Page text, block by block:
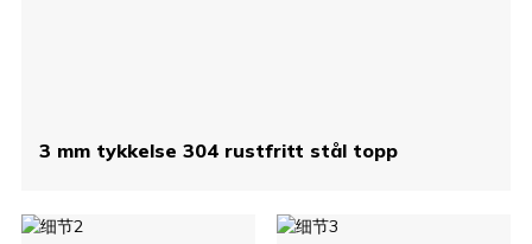
3 mm tykkelse 304 rustfritt stål topp